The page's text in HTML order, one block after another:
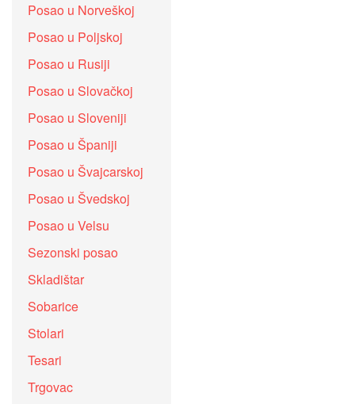
Posao u Norveškoj
Posao u Poljskoj
Posao u Rusiji
Posao u Slovačkoj
Posao u Sloveniji
Posao u Španiji
Posao u Švajcarskoj
Posao u Švedskoj
Posao u Velsu
Sezonski posao
Skladištar
Sobarice
Stolari
Tesari
Trgovac